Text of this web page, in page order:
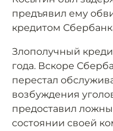
предъявил ему
кредитом
Злополучный
года. Вскоре
перестал
возбуждения
предоставил
состоянии своей